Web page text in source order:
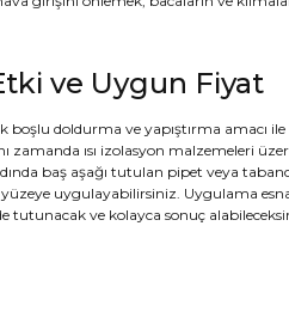
ve Uygun Fiyat
doldurma ve yapıştırma amacı
zamanda ısı izolasyon malzemeleri
baş aşağı tutulan pipet veya
yüzeye uygulayabilirsiniz. Uygulama
tutunacak ve kolayca sonuç